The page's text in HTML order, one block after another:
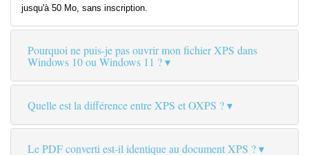
jusqu'à 50 Mo, sans inscription.
Pourquoi ne puis-je pas ouvrir mon fichier XPS dans
Windows 10 ou Windows 11 ?
Quelle est la différence entre XPS et OXPS ?
Le PDF converti est-il identique au document XPS ?